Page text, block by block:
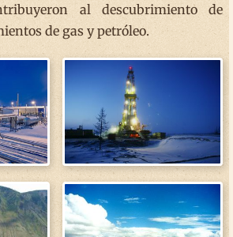
al descubrimiento de
de gas y petróleo.